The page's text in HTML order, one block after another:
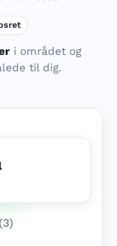
i området og
til dig.
(3)